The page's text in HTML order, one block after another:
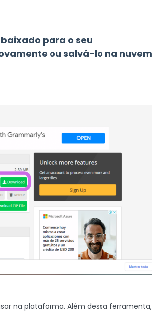
para o seu
ou salvá-lo na nuvem
na plataforma. Além dessa ferramenta,